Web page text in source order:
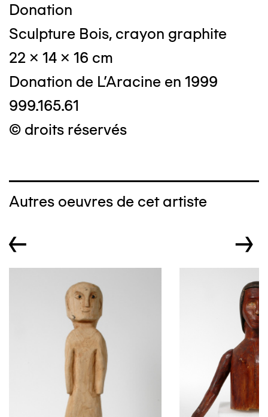
Donation
Sculpture Bois, crayon graphite
22 x 14 x 16 cm
Donation de L'Aracine en 1999
999.165.61
© droits réservés
Autres oeuvres de cet artiste
← →